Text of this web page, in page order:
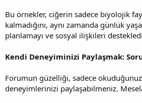
Bu örnekler, ciğerin sadece biyolojik
kalmadığını, aynı zamanda günlük
planlamayı ve sosyal ilişkileri
Kendi Deneyiminizi Paylaşmak:
Forumun güzelliği, sadece
deneyimlerinizi paylaşabilmeniz.